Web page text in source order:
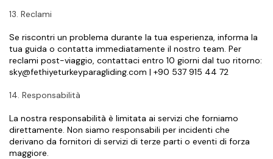
13. Reclami
Se riscontri un problema durante la tua esperienza, informa la
tua guida o contatta immediatamente il nostro team. Per
reclami post-viaggio, contattaci entro 10 giorni dal tuo ritorno:
sky@fethiyeturkeyparagliding.com | +90 537 915 44 72
14. Responsabilità
La nostra responsabilità è limitata ai servizi che forniamo
direttamente. Non siamo responsabili per incidenti che
derivano da fornitori di servizi di terze parti o eventi di forza
maggiore.